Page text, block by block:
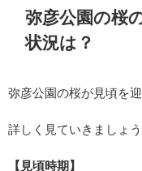
弥彦公園の桜
状況は？
弥彦公園の桜が見頃を迎
詳しく見ていきましょう
【見頃時期】